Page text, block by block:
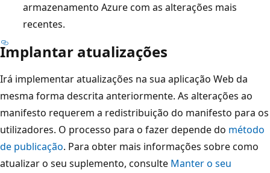
armazenamento Azure com as alterações mais
recentes.
Implantar atualizações
Irá implementar atualizações na sua aplicação Web da
mesma forma descrita anteriormente. As alterações ao
manifesto requerem a redistribuição do manifesto para os
utilizadores. O processo para o fazer depende do método
de publicação. Para obter mais informações sobre como
atualizar o seu suplemento, consulte Manter o seu